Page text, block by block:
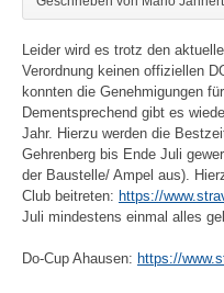
Leider wird es trotz den
Verordnung keinen offiziellen
konnten die Genehmigungen
Dementsprechend gibt es
Jahr. Hierzu werden die
Gehrenberg bis Ende Juli
der Baustelle/ Ampel aus).
Club beitreten: https://
Juli mindestens einmal alles
Do-Cup Ahausen: https://